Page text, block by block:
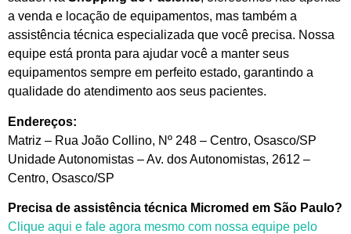
a venda e locação de equipamentos, mas também a
assistência técnica especializada que você precisa. Nossa
equipe está pronta para ajudar você a manter seus
equipamentos sempre em perfeito estado, garantindo a
qualidade do atendimento aos seus pacientes.
Endereços:
Matriz – Rua João Collino, Nº 248 – Centro, Osasco/SP
Unidade Autonomistas – Av. dos Autonomistas, 2612 –
Centro, Osasco/SP
Precisa de assistência técnica Micromed em São Paulo?
Clique aqui e fale agora mesmo com nossa equipe pelo